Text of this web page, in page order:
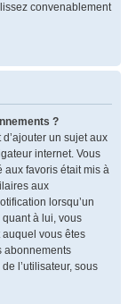
convenablement
?
un sujet aux
internet. Vous
aux favoris était mis à
aux
lorsqu’un
quant à lui, vous
auquel vous êtes
abonnements
l’utilisateur, sous